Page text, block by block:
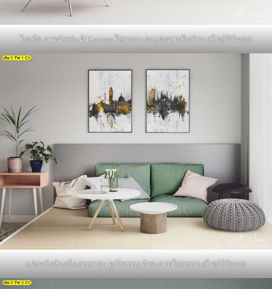
ไอเดีย ภาพศิลปะ ผ้าCanvas ใส่กรอบ ตกแต่งภายในบ้าน สไตล์มินิมอล
แต่งผนังห้องนั่งเล่นสวยๆ ดูเรียบหรู ด้วย ภาพใส่กรอบ สไตล์มินิมอล